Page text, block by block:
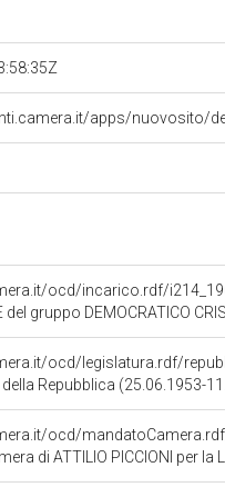
apps/nuovosito/
ocd/incarico.rdf/
del gruppo DEMOCRATICO
ocd/legislatura.rdf/
della Repubblica (25.06.1953-
ocd/
di ATTILIO PICCIONI per la